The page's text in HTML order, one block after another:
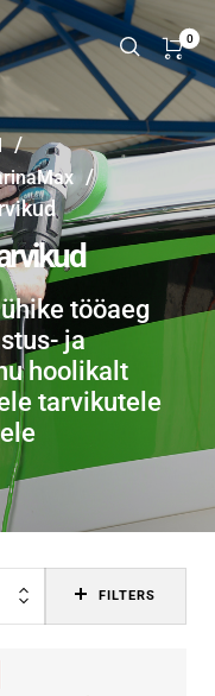
0
/
/
tööaeg
ja
hoolikalt
tarvikutele
FILTERS